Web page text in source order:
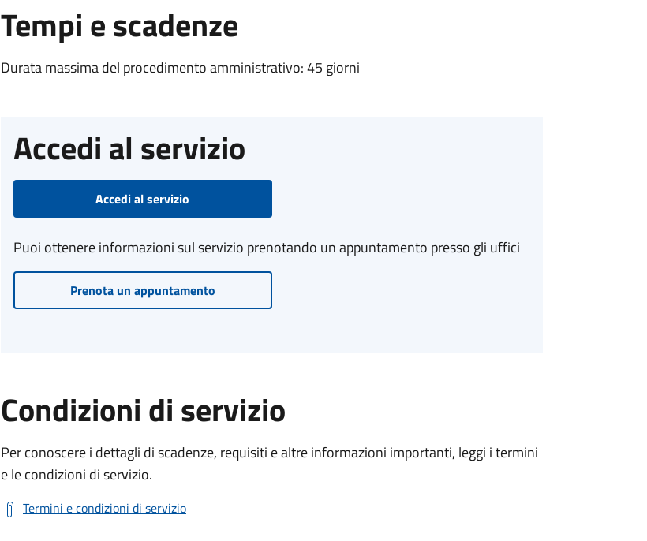
Tempi e scadenze
Durata massima del procedimento amministrativo: 45 giorni
Accedi al servizio
Accedi al servizio
Puoi ottenere informazioni sul servizio prenotando un appuntamento presso gli uffici
Prenota un appuntamento
Condizioni di servizio
Per conoscere i dettagli di scadenze, requisiti e altre informazioni importanti, leggi i termini
e le condizioni di servizio.
Termini e condizioni di servizio